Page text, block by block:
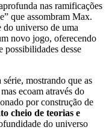
nas ramificações
que assombram Max.
do universo de uma
novo jogo, oferecendo
possibilidades desse
mostrando que as
ecoam através do
por construção de
cheio de teorias e
do universo